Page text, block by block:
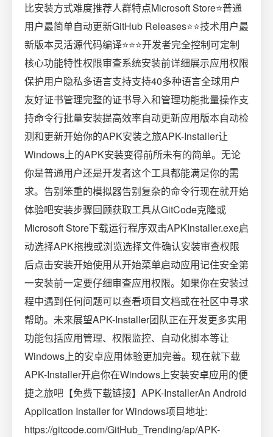
比安装方式难度推荐人群特点Microsoft Store⭐普通
用户最简单自动更新GitHub Releases⭐⭐技术用户最
新版本灵活源代码编译⭐⭐⭐开发者完全控制可定制
核心功能特性权限审查系统安装前详细展示应用权限
保护用户隐私多语言支持支持40多种语言全球用户
友好证书管理完整的证书导入和管理功能批量操作支
持命令行批量安装提高效率自动更新应用版本自动检
测和更新开始你的APK安装之旅APK-Installer让
Windows上的APK安装变得前所未有的简单。无论
你是普通用户还是开发者这个工具都能满足你的需
求。告别笨重的模拟器告别复杂的命令行现在就开始
体验吧安装步骤回顾获取工具从GitCode克隆或
Microsoft Store下载运行程序双击APKInstaller.exe启
动选择APK拖拽或浏览选择文件确认安装审查权限
后点击安装开始使用从开始菜单启动应用记住安全第
一安装前一定要仔细审查应用权限。如果你在安装过
程中遇到任何问题可以查看项目文档或在社区中寻求
帮助。未来展望APK-Installer团队正在开发更多实用
功能包括应用管理、权限监控、自动化脚本等让
Windows上的安卓应用体验更加完善。现在就下载
APK-Installer开启你在Windows上安装安卓应用的便
捷之旅吧【免费下载链接】APK-InstallerAn Android
Application Installer for Windows项目地址:
https://gitcode.com/GitHub_Trending/ap/APK-